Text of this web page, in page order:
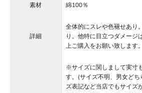
素材 綿100％
詳細
全体的にスレや色褪せあり
り。他特に目立つダメージ
上ご購入をお願い致します。
※サイズに関しまして実寸
す。(サイズ不明、男女ど
ズ表記など当店でもサイズ